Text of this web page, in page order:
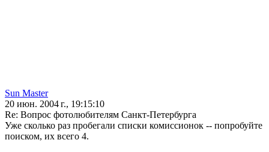
Sun Master
20 июн. 2004 г., 19:15:10
Re: Вопрос фотолюбителям Санкт-Петербурга
Уже сколько раз пробегали списки комиссионок -- попробуйте
поиском, их всего 4.